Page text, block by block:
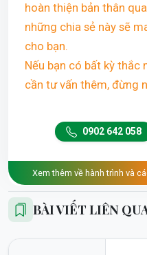
hoàn thiện bản thân
những chia sẻ này sẽ
cho bạn.
Nếu bạn có bất kỳ thắc
cần tư vấn thêm, đừng
0902 642 058
Xem thêm về hành trình và
BÀI VIẾT LIÊN